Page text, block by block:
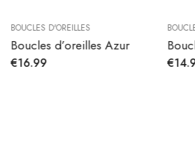
BOUCLES D'OREILLES
Boucles d’oreilles Azur
€16.99 €